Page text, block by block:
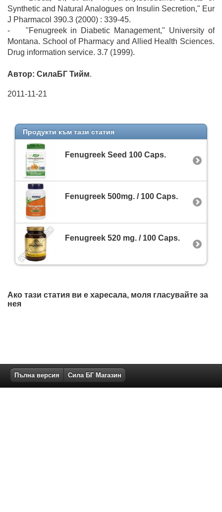
Synthetic and Natural Analogues on Insulin Secretion," Eur
J Pharmacol 390.3 (2000) : 339-45.
- "Fenugreek in Diabetic Management," University of
Montana. School of Pharmacy and Allied Health Sciences.
Drug information service. 3.7 (1999).
Автор: СилаБГ Тийм.
2011-11-21
Продукти към тази статия
Fenugreek Seed 100 Caps.
Fenugreek 500mg. / 100 Caps.
Fenugreek 520 mg. / 100 Caps.
Ако тази статия ви е харесала, моля гласувайте за
нея
Пълна версия Сила БГ Магазин